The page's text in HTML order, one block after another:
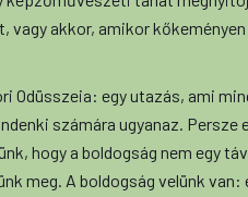
vagy akkor, amikor kőkeményen
Odüsszeia: egy utazás, ami
számára ugyanaz. Persze
hogy a boldogság nem egy
meg. A boldogság velünk van: